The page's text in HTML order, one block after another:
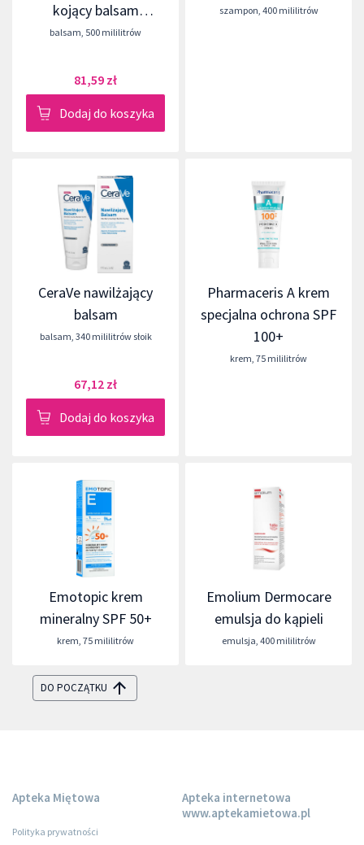
kojący balsam
emolientowy
balsam, 500 mililitrów
81,59 zł
Dodaj do koszyka
szampon, 400 mililitrów
CeraVe nawilżający
balsam
balsam, 340 mililitrów słoik
67,12 zł
Dodaj do koszyka
Pharmaceris A krem
specjalna ochrona SPF
100+
krem, 75 mililitrów
Emotopic krem
mineralny SPF 50+
krem, 75 mililitrów
Emolium Dermocare
emulsja do kąpieli
emulsja, 400 mililitrów
DO POCZĄTKU
Apteka Miętowa
Polityka prywatności
Apteka internetowa
www.aptekamietowa.pl